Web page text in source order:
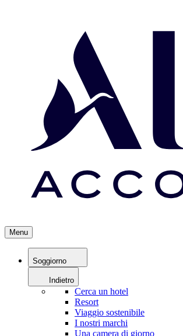
Menu
Soggiorno
Indietro
Cerca un hotel
Resort
Viaggio sostenibile
I nostri marchi
Una camera di giorno